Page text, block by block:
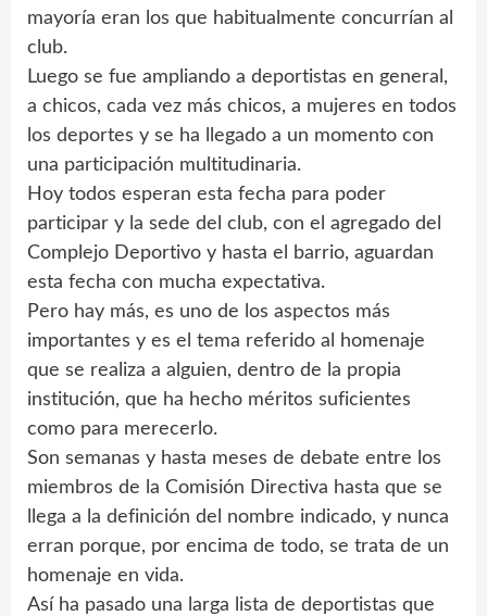
mayoría eran los que habitualmente concurrían al
club.
Luego se fue ampliando a deportistas en general,
a chicos, cada vez más chicos, a mujeres en todos
los deportes y se ha llegado a un momento con
una participación multitudinaria.
Hoy todos esperan esta fecha para poder
participar y la sede del club, con el agregado del
Complejo Deportivo y hasta el barrio, aguardan
esta fecha con mucha expectativa.
Pero hay más, es uno de los aspectos más
importantes y es el tema referido al homenaje
que se realiza a alguien, dentro de la propia
institución, que ha hecho méritos suficientes
como para merecerlo.
Son semanas y hasta meses de debate entre los
miembros de la Comisión Directiva hasta que se
llega a la definición del nombre indicado, y nunca
erran porque, por encima de todo, se trata de un
homenaje en vida.
Así ha pasado una larga lista de deportistas que